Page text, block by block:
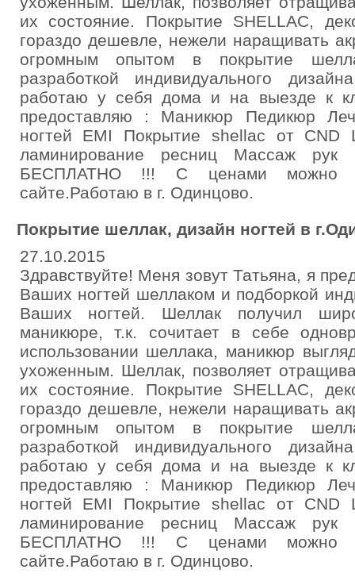
их состояние. Покрытие SHELLAC,
гораздо дешевле, нежели наращивать
огромным опытом в покрытие
разработкой индивидуального
работаю у себя дома и на выезде к
предоставляю : Маникюр Педикюр
ногтей EMI Покрытие shellac от CND
ламинирование ресниц Массаж
БЕСПЛАТНО !!! С ценами можно
сайте.Работаю в г. Одинцово.
Покрытие шеллак, дизайн ногтей в
27.10.2015
Здравствуйте! Меня зовут Татьяна, я
Ваших ногтей шеллаком и подборкой
Ваших ногтей. Шеллак получил
маникюре, т.к. сочитает в себе
использовании шеллака, маникюр
ухоженным. Шеллак, позволяет
их состояние. Покрытие SHELLAC,
гораздо дешевле, нежели наращивать
огромным опытом в покрытие
разработкой индивидуального
работаю у себя дома и на выезде к
предоставляю : Маникюр Педикюр
ногтей EMI Покрытие shellac от CND
ламинирование ресниц Массаж
БЕСПЛАТНО !!! С ценами можно
сайте.Работаю в г. Одинцово.